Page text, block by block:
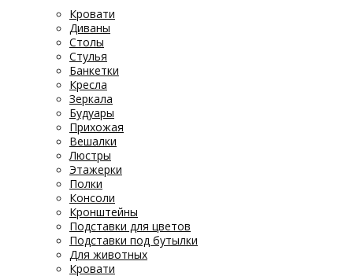
Кровати
Диваны
Столы
Стулья
Банкетки
Кресла
Зеркала
Будуары
Прихожая
Вешалки
Люстры
Этажерки
Полки
Консоли
Кронштейны
Подставки для цветов
Подставки под бутылки
Для животных
Кровати